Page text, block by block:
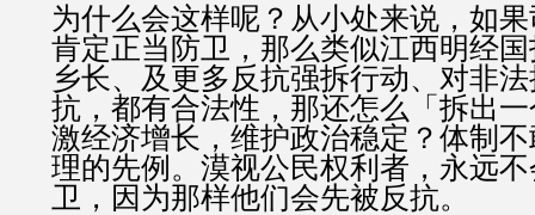
为什么会这样呢？从小处来说，如
肯定正当防卫，那么类似江西明经
乡长、及更多反抗强拆行动、对非
抗，都有合法性，那还怎么「拆出
激经济增长，维护政治稳定？体制
理的先例。漠视公民权利者，永远
卫，因为那样他们会先被反抗。